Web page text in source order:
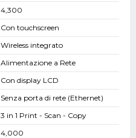
4,300
Con touchscreen
Wireless integrato
Alimentazione a Rete
Con display LCD
Senza porta di rete (Ethernet)
3 in 1 Print - Scan - Copy
4,000